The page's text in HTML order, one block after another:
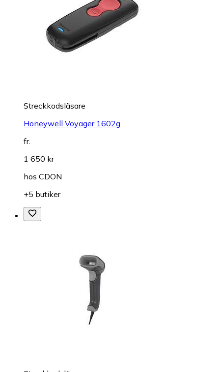
Streckkodsläsare
Honeywell Voyager 1602g
fr.
1 650 kr
hos CDON
+5 butiker